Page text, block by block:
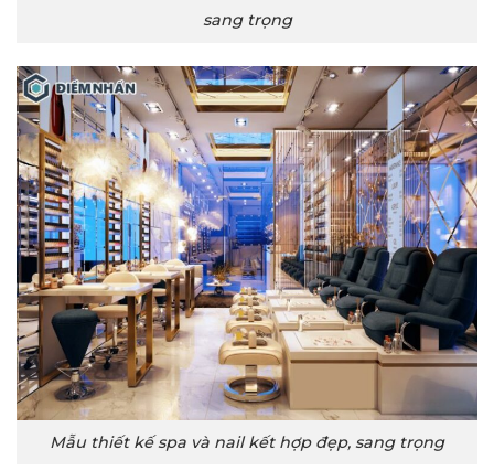
sang trọng
Mẫu thiết kế spa và nail kết hợp đẹp, sang trọng